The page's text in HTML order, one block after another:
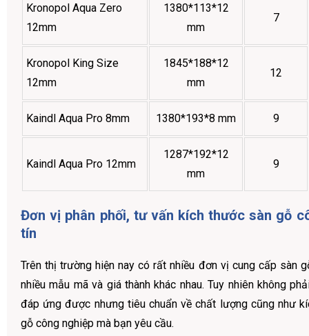
Kronopol Aqua Zero
12mm
1380*113*12
mm
7
Kronopol King Size
12mm
1845*188*12
mm
12
Kaindl Aqua Pro 8mm 1380*193*8 mm 9
Kaindl Aqua Pro 12mm
1287*192*12
mm
9
Đơn vị phân phối, tư vấn kích thước sàn gỗ
tín
Trên thị trường hiện nay có rất nhiều đơn vị cung cấp sàn
nhiều mẫu mã và giá thành khác nhau. Tuy nhiên không
đáp ứng được nhưng tiêu chuẩn về chất lượng cũng như
gỗ công nghiệp mà bạn yêu cầu.